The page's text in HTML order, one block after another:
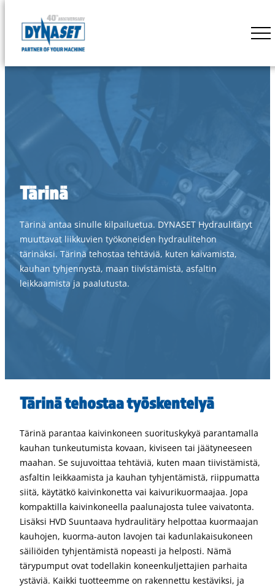
suoraan
sisältöön
DYNASET
Tärinä
Tärinä antaa sinulle kilpailuetua. DYNASET Hydraulitäryt
muuttavat liikkuvien työkoneiden hydraulitehon
tärinäksi. Tärinä tehostaa tehtäviä, kuten kaivamista,
kauhan tyhjennystä, maan tiivistämistä, asfaltin
leikkaamista ja paalutusta.
Tärinä tehostaa työskentelyä
Tärinä parantaa kaivinkoneen suorituskykyä parantamalla
kauhan tunkeutumista kovaan, kiviseen tai jäätyneeseen
maahan. Se sujuvoittaa tehtäviä, kuten maan tiivistämistä,
asfaltin leikkaamista ja kauhan tyhjentämistä, riippumatta
siitä, käytätkö kaivinkonetta vai kaivurikuormaajaa. Jopa
kompaktilla kaivinkoneella paalunajosta tulee vaivatonta.
Lisäksi HVD Suuntaava hydraulitäry helpottaa kuormaajan
kauhojen, kuorma-auton lavojen tai kadunlakaisukoneen
säiliöiden tyhjentämistä nopeasti ja helposti. Nämä
tärypumput ovat todellakin koneenkuljettajien parhaita
ystäviä. Kaikki tuotteemme on rakennettu kestäviksi, ja